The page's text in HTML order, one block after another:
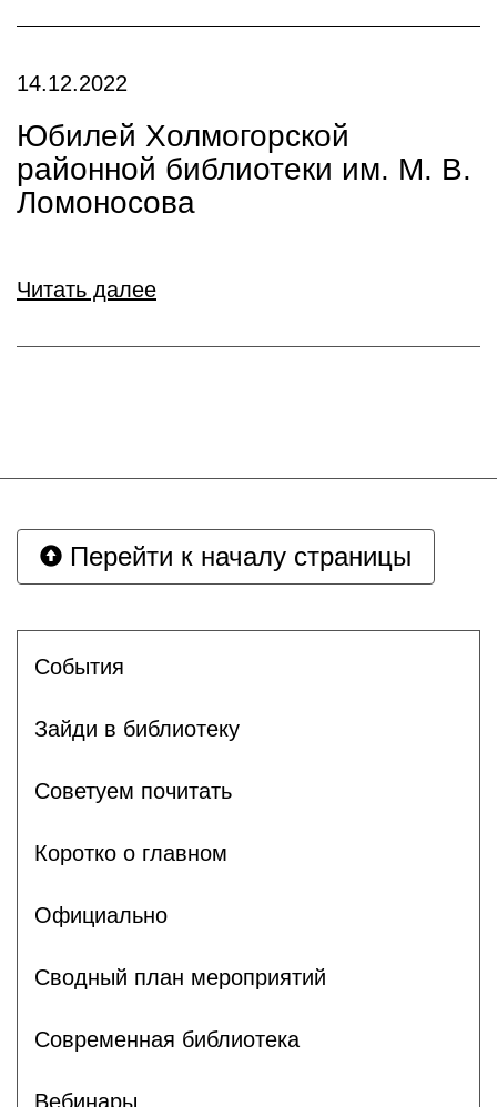
14.12.2022
Юбилей Холмогорской
районной библиотеки им. М. В.
Ломоносова
Читать далее
Перейти к началу страницы
События
Зайди в библиотеку
Советуем почитать
Коротко о главном
Официально
Сводный план мероприятий
Современная библиотека
Вебинары